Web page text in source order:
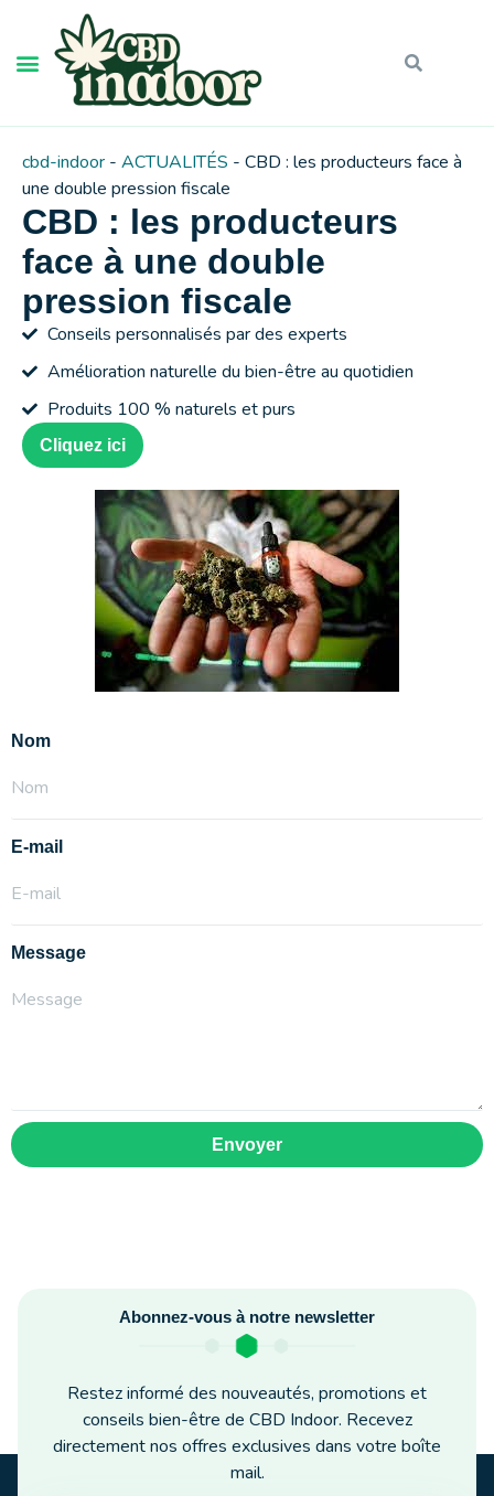
cbd-indoor - ACTUALITÉS - CBD : les producteurs face à
une double pression fiscale
CBD : les producteurs
face à une double
pression fiscale
Conseils personnalisés par des experts
Amélioration naturelle du bien-être au quotidien
Produits 100 % naturels et purs
Cliquez ici
Nom
E-mail
Message
Envoyer
Abonnez-vous à notre newsletter
Restez informé des nouveautés, promotions et
conseils bien-être de CBD Indoor. Recevez
directement nos offres exclusives dans votre boîte
mail.